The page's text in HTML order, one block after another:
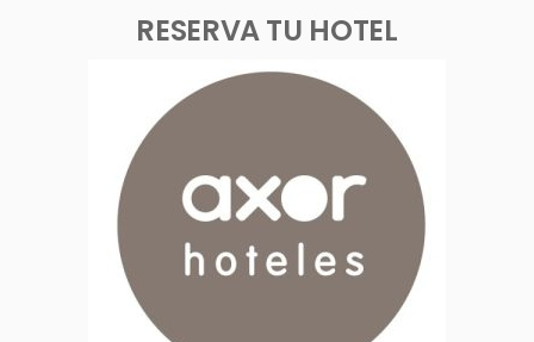
RESERVA TU HOTEL